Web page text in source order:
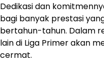
Dedikasi dan
bagi banyak prestasi
bertahun-tahun. Dalam
lain di Liga Primer akan
cermat.